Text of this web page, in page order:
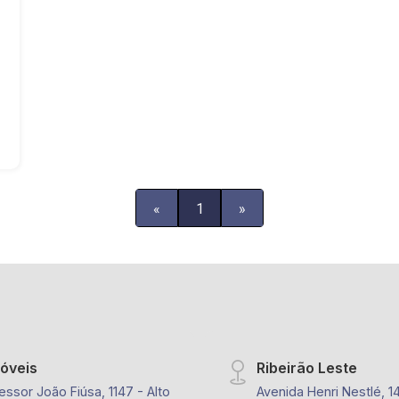
« 1 »
João Fiúsa, 1147 - Alto
Ribeirão Leste
Avenida Henri Nestlé,